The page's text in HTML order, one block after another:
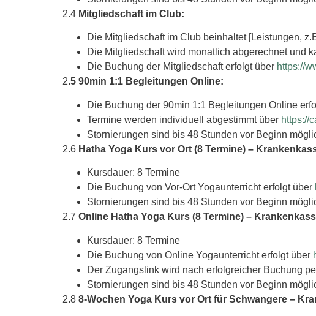
2.4 Mitgliedschaft im Club:
Die Mitgliedschaft im Club beinhaltet [Leistungen,
Die Mitgliedschaft wird monatlich abgerechnet und
Die Buchung der Mitgliedschaft erfolgt über https://
2.5 90min 1:1 Begleitungen Online:
Die Buchung der 90min 1:1 Begleitungen Online
Termine werden individuell abgestimmt über https://
Stornierungen sind bis 48 Stunden vor Beginn
2.6 Hatha Yoga Kurs vor Ort (8 Termine) –
Kursdauer: 8 Termine
Die Buchung von Vor-Ort Yogaunterricht erfolgt über
Stornierungen sind bis 48 Stunden vor Beginn
2.7 Online Hatha Yoga Kurs (8 Termine) –
Kursdauer: 8 Termine
Die Buchung von Online Yogaunterricht erfolgt über
Der Zugangslink wird nach erfolgreicher Buchung
Stornierungen sind bis 48 Stunden vor Beginn
2.8 8-Wochen Yoga Kurs vor Ort für Schwangere –